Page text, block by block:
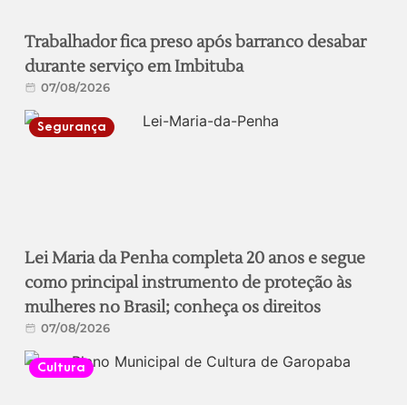
Trabalhador fica preso após barranco desabar
durante serviço em Imbituba
07/08/2026
Segurança
Lei Maria da Penha completa 20 anos e segue
como principal instrumento de proteção às
mulheres no Brasil; conheça os direitos
07/08/2026
Cultura